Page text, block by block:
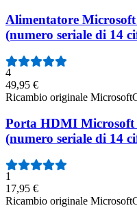
Alimentatore
(numero seriale di 14
4
49,95 €
Ricambio originale Microsoft
Porta HDMI Microsoft
(numero seriale di 14
1
17,95 €
Ricambio originale Microsoft